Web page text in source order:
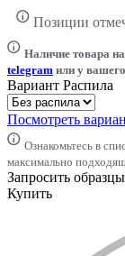
Позиции
Наличие товара
telegram или у
Вариант Распила
Посмотреть
Ознакомьтесь в
максимально
Запросить образцы
Купить